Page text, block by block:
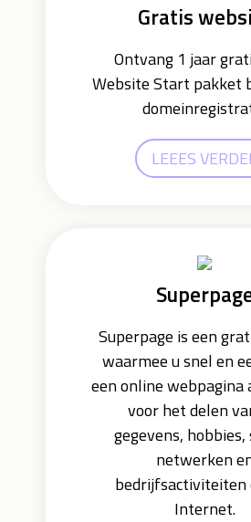
Gratis
Ontvang 1 jaar
Website Start pakket
LEEES
Superpage is een
waarmee u snel en
een online webpagina
voor het delen
gegevens, hobbies,
netwerken
bedrijfsactiviteiten
Internet.